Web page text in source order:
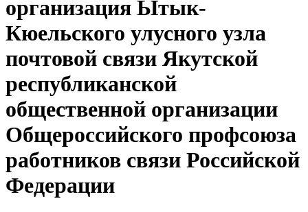
организация Ытык-
Кюельского улусного узла
почтовой связи Якутской
республиканской
общественной организации
Общероссийского профсоюза
работников связи Российской
Федерации